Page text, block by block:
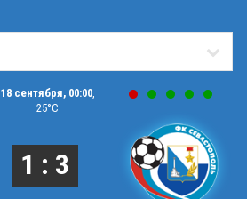
18 сентября, 00:00,
25°C
1 : 3